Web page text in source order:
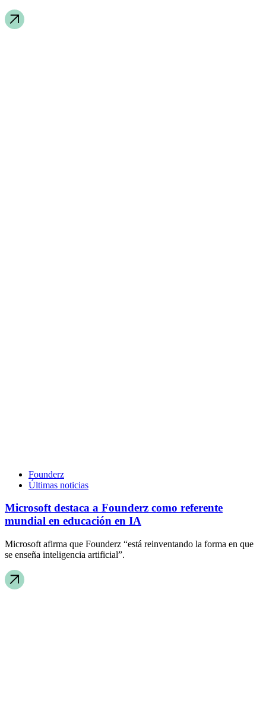
Founderz
Últimas noticias
Microsoft destaca a Founderz como referente
mundial en educación en IA
Microsoft afirma que Founderz “está reinventando la forma en que
se enseña inteligencia artificial”.